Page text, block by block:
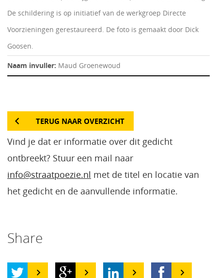
De schildering is op initiatief van de werkgroep Directe
Voorzieningen gerestaureerd. De foto is gemaakt door Dick
Goosen.
Naam invuller: Maud Groenewoud
TERUG NAAR OVERZICHT
Vind je dat er informatie over dit gedicht
ontbreekt? Stuur een mail naar
info@straatpoezie.nl met de titel en locatie van
het gedicht en de aanvullende informatie.
Share